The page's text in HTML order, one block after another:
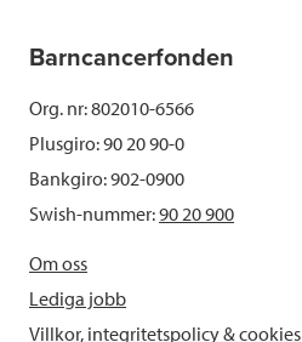
Barncancerfonden
Org. nr: 802010-6566
Plusgiro: 90 20 90-0
Bankgiro: 902-0900
Swish-nummer:90 20 900
Om oss
Lediga jobb
Villkor, integritetspolicy & cookies